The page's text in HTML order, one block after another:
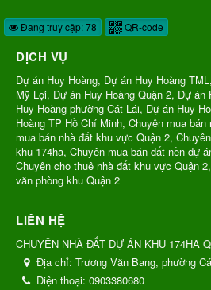
Đang truy cập: 78 QR-code
DỊCH VỤ
Dự án Huy Hoàng, Dự án Huy Hoàng
Mỹ Lợi, Dự án Huy Hoàng Quận 2, Dự án
Huy Hoàng phường Cát Lái, Dự án Huy
Hoàng TP Hồ Chí Minh, Chuyên mua
mua bán nhà đất khu vực Quận 2,
khu 174ha, Chuyên mua bán đất nền dự
Chuyên cho thuê nhà đất khu vực Quận
văn phòng khu Quận 2
LIÊN HỆ
CHUYÊN NHÀ ĐẤT DỰ ÁN KHU 174HA
Địa chỉ: Trương Văn Bang, phường
Điện thoại: 0903380680